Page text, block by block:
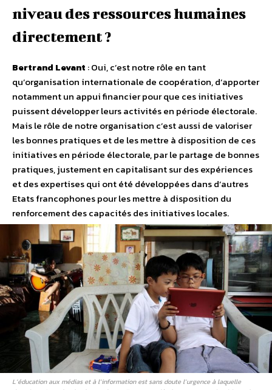
niveau des ressources humaines
directement ?
Bertrand Levant : Oui, c’est notre rôle en tant
qu’organisation internationale de coopération, d’apporter
notamment un appui financier pour que ces initiatives
puissent développer leurs activités en période électorale.
Mais le rôle de notre organisation c’est aussi de valoriser
les bonnes pratiques et de les mettre à disposition de ces
initiatives en période électorale, par le partage de bonnes
pratiques, justement en capitalisant sur des expériences
et des expertises qui ont été développées dans d’autres
Etats francophones pour les mettre à disposition du
renforcement des capacités des initiatives locales.
L’éducation aux médias et à l’information est sans doute l’urgence à laquelle